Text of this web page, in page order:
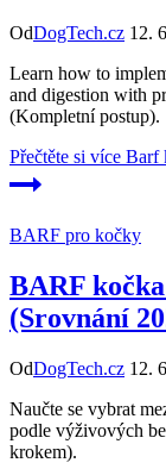
OdDogTech.cz 12.
Learn how to
and digestion with
(Kompletní postup).
Přečtěte si více Barf
BARF pro kočky
BARF
(Srovnání
OdDogTech.cz 12.
Naučte se vybrat
podle výživových
krokem).